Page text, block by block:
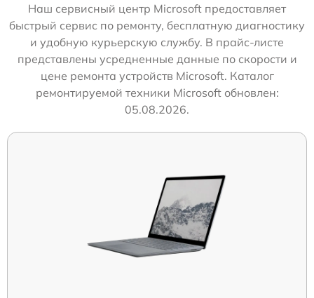
Наш сервисный центр Microsoft предоставляет
быстрый сервис по ремонту, бесплатную диагностику
и удобную курьерскую службу. В прайс-листе
представлены усредненные данные по скорости и
цене ремонта устройств Microsoft. Каталог
ремонтируемой техники Microsoft обновлен:
05.08.2026.